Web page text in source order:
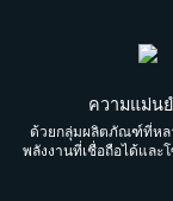
ความแม่น
ด้วยกลุ่มผลิตภัณฑ์ที่หลา
พลังงานที่เชื่อถือได้และ